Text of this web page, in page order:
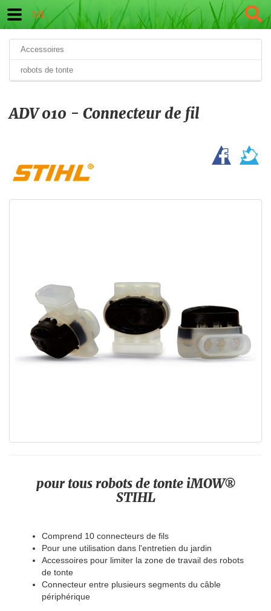
ML
Accessoires
robots de tonte
ADV 010 - Connecteur de fil
pour tous robots de tonte iMOW®
STIHL
Comprend 10 connecteurs de fils
Pour une utilisation dans l'entretien du jardin
Accessoires pour limiter la zone de travail des robots
de tonte
Connecteur entre plusieurs segments du câble
périphérique